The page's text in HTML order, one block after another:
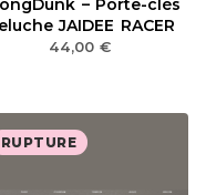
– Porte-clés
JAIDEE RACER
44,00€
RUPTURE